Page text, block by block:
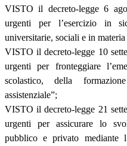
VISTO il decreto-legge 6
urgenti per l’esercizio in
universitarie, sociali e in
VISTO il decreto-legge 10
urgenti per fronteggiare
scolastico, della
assistenziale”;
VISTO il decreto-legge 21
urgenti per assicurare lo
pubblico e privato mediante